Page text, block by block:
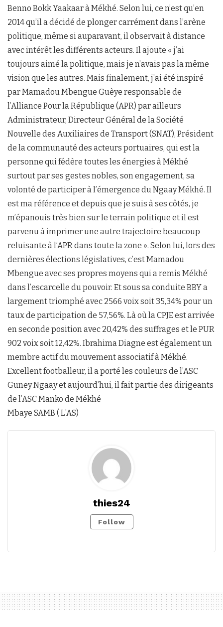
Benno Bokk Yaakaar à Mékhé. Selon lui, ce n’est qu’en
2014 qu’il a décidé de plonger carrément dans l’arène
politique, même si auparavant, il observait à distance
avec intérêt les différents acteurs. Il ajoute « j’ai
toujours aimé la politique, mais je n’avais pas la même
vision que les autres. Mais finalement, j’ai été inspiré
par Mamadou Mbengue Guèye responsable de
l’Alliance Pour la République (APR) par ailleurs
Administrateur, Directeur Général de la Société
Nouvelle des Auxiliaires de Transport (SNAT), Président
de la communauté des acteurs portuaires, qui est la
personne qui fédère toutes les énergies à Mékhé
surtout par ses gestes nobles, son engagement, sa
volonté de participer à l’émergence du Ngaay Mékhé. Il
est ma référence et depuis que je suis à ses côtés, je
m’épanouis très bien sur le terrain politique et il est
parvenu à imprimer une autre trajectoire beaucoup
reluisante à l’APR dans toute la zone ». Selon lui, lors des
dernières élections législatives, c’est Mamadou
Mbengue avec ses propres moyens qui a remis Mékhé
dans l’escarcelle du pouvoir. Et sous sa conduite BBY a
largement triomphé avec 2566 voix soit 35,34% pour un
taux de participation de 57,56%. Là où la CPJE est arrivée
en seconde position avec 20,42% des suffrages et le PUR
902 voix soit 12,42%. Ibrahima Diagne est également un
membre actif du mouvement associatif à Mékhé.
Excellent footballeur, il a porté les couleurs de l’ASC
Guney Ngaay et aujourd’hui, il fait partie des dirigeants
de l’ASC Manko de Mékhé
Mbaye SAMB ( L’AS)
thies24
Follow